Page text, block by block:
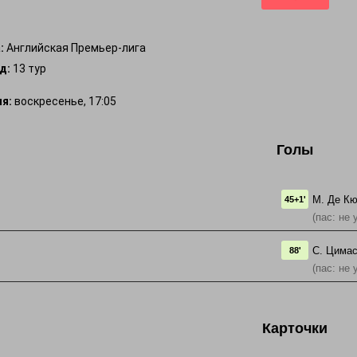
Английская Премьер-лига
13 тур
воскресенье, 17:05
Голы
М. Де
(пас: не
45+1'
С. Цимас
(пас: не
88'
Карточки